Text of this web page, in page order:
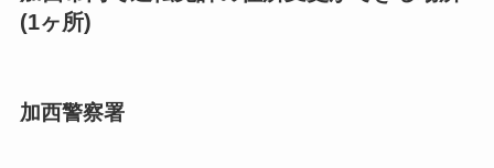
(1ヶ所)
加西警察署